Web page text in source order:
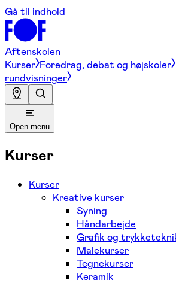
Gå til indhold
Aftenskolen
Kurser Foredrag, debat og højskoler
rundvisninger
Open menu
Kurser
Kurser
Kreative kurser
Syning
Håndarbejde
Grafik og
Malekurser
Tegnekurser
Keramik